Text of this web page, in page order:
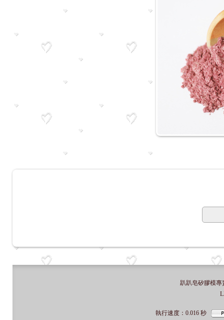
趴趴皂矽膠模專
執行速度 ：0.016 秒